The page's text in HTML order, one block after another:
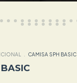
CAMISA SPH BASIC